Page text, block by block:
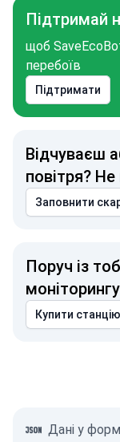
Підтримай
щоб
перебоїв
Підтримати
Відчуваєш
повітря?
Заповнити
Поруч із
Купити станцію
Дані у